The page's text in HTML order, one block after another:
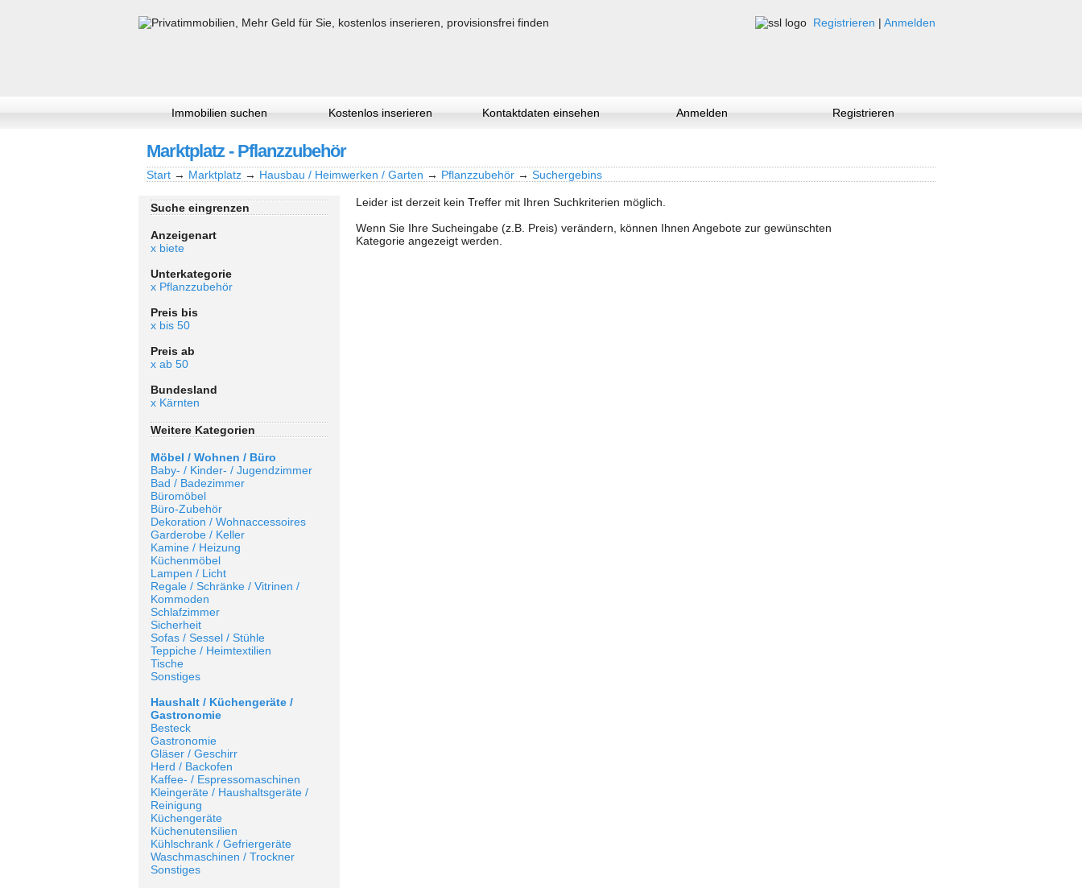
Registrieren | Anmelden
Immobilien suchen Kostenlos inserieren Kontaktdaten einsehen Anmelden Registrieren
Marktplatz - Pflanzzubehör
Start → Marktplatz → Hausbau / Heimwerken / Garten → Pflanzzubehör → Suchergebins
Suche eingrenzen
Anzeigenart
x biete
Unterkategorie
x Pflanzzubehör
Preis bis
x bis 50
Preis ab
x ab 50
Bundesland
x Kärnten
Weitere Kategorien
Möbel / Wohnen / Büro
Baby- / Kinder- / Jugendzimmer
Bad / Badezimmer
Büromöbel
Büro-Zubehör
Dekoration / Wohnaccessoires
Garderobe / Keller
Kamine / Heizung
Küchenmöbel
Lampen / Licht
Regale / Schränke / Vitrinen /
Kommoden
Schlafzimmer
Sicherheit
Sofas / Sessel / Stühle
Teppiche / Heimtextilien
Tische
Sonstiges
Haushalt / Küchengeräte /
Gastronomie
Besteck
Gastronomie
Gläser / Geschirr
Herd / Backofen
Kaffee- / Espressomaschinen
Kleingeräte / Haushaltsgeräte /
Reinigung
Küchengeräte
Küchenutensilien
Kühlschrank / Gefriergeräte
Waschmaschinen / Trockner
Sonstiges
Leider ist derzeit kein Treffer mit Ihren Suchkriterien möglich.
Wenn Sie Ihre Sucheingabe (z.B. Preis) verändern, können Ihnen Angebote zur gewünschten
Kategorie angezeigt werden.